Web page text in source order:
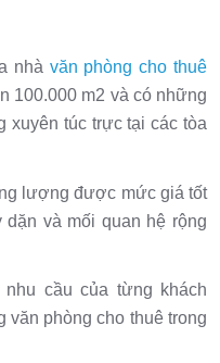
nhà văn phòng cho thuê
100.000 m2 và có những
xuyên túc trực tại các tòa
lượng được mức giá tốt
dặn và mối quan hệ rộng
cầu của từng khách
văn phòng cho thuê trong